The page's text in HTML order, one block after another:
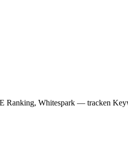
Whitespark — tracken